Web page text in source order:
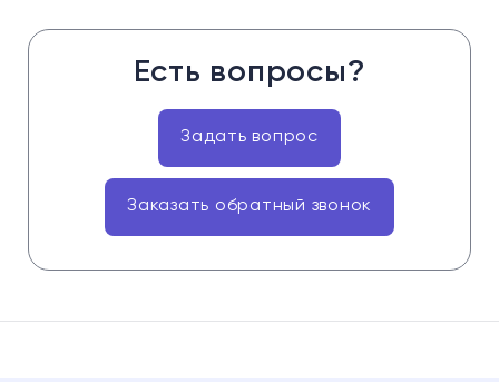
Есть вопросы?
Задать вопрос
Заказать обратный звонок